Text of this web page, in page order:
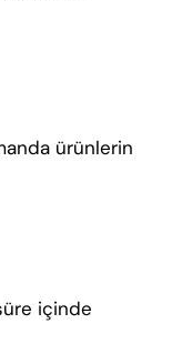
ürünlerin
içinde